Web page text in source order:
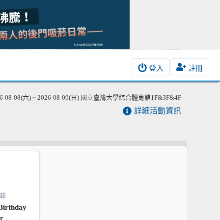
登入 註冊
08-08(六) ~ 2026-08-09(日) 國立臺灣大學綜合體育館1F&3F&4F
詳細活動資訊